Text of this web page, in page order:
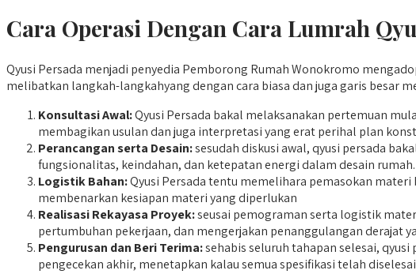
Cara Operasi Dengan Cara Lumrah
Qyusi Persada menjadi penyedia Pemborong Rumah Wonokromo
melibatkan langkah-langkahyang dengan cara biasa dan juga garis besar
Konsultasi Awal:Qyusi Persada bakal melaksanakan pertemuan
membagikan usulan dan juga interpretasi yang erat perihal plan
Perancangan serta Desain:sesudah diskusi awal, qyusi persada
fungsionalitas, keindahan, dan ketepatan energi dalam desain rumah.
Logistik Bahan:Qyusi Persada tentu memelihara pemasokan
membenarkan kesiapan materi yang diperlukan
Realisasi Rekayasa Proyek:seusai pemograman serta logistik
pertumbuhan pekerjaan, dan mengerjakan penanggulangan derajat
Pengurusan dan Beri Terima:sehabis seluruh tahapan selesai,
pengecekan akhir, menetapkan kalau semua spesifikasi telah